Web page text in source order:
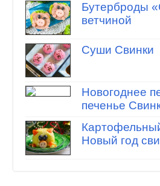
Бутерброды
ветчиной
Суши Свинки
Новогоднее
печенье
Новый год